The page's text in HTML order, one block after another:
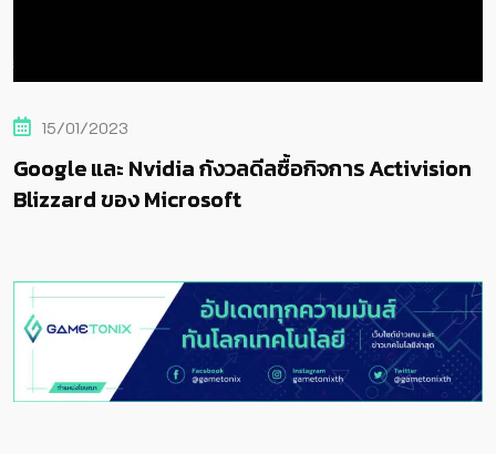
15/01/2023
Google และ Nvidia กังวลดีลซื้อกิจการ Activision
Blizzard ของ Microsoft